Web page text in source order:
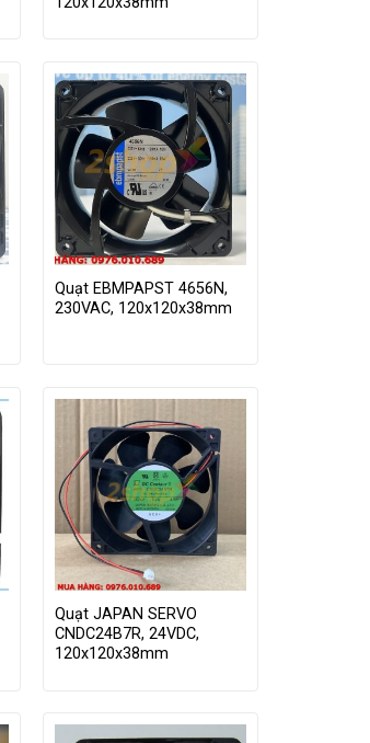
Quạt EBMPAPST 4656N,
230VAC, 120x120x38mm
Quạt JAPAN SERVO
CNDC24B7R, 24VDC,
120x120x38mm